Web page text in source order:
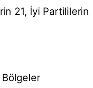
21, İyi Partililerin